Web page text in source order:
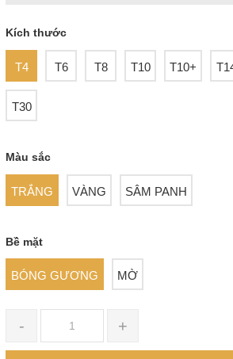
Kích thước
T4 T6 T8 T10 T10+
T30
Màu sắc
TRẮNG VÀNG SÂM PANH
Bề mặt
BÓNG GƯƠNG MỜ
- +